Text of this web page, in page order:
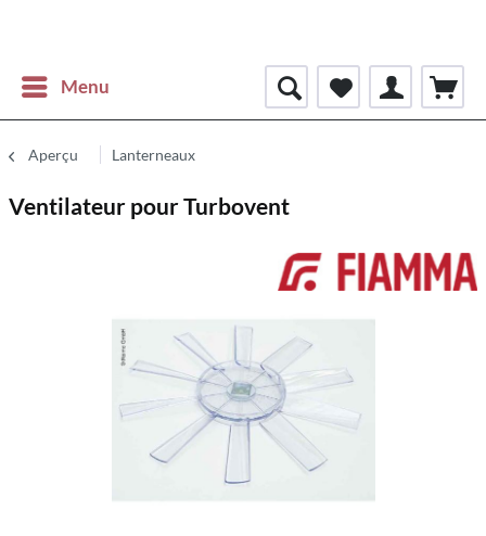
Menu
Aperçu Lanterneaux
Ventilateur pour Turbovent